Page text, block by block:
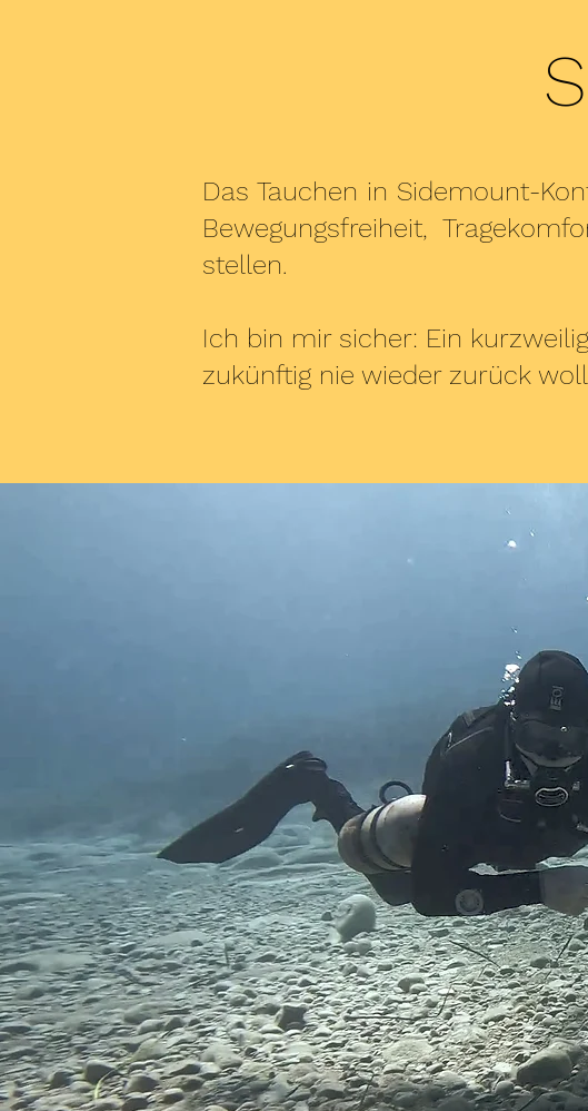
Das Tauchen in Sidemount-
Bewegungsfreiheit,
stellen.
Ich bin mir sicher: Ein
zukünftig nie wieder zurück